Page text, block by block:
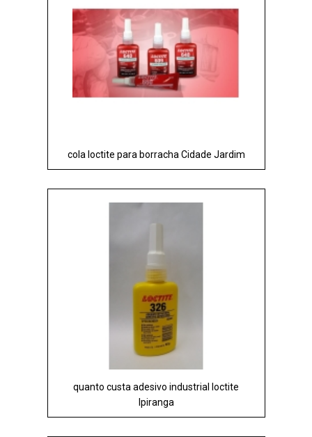
cola loctite para borracha Cidade Jardim
quanto custa adesivo industrial loctite
Ipiranga